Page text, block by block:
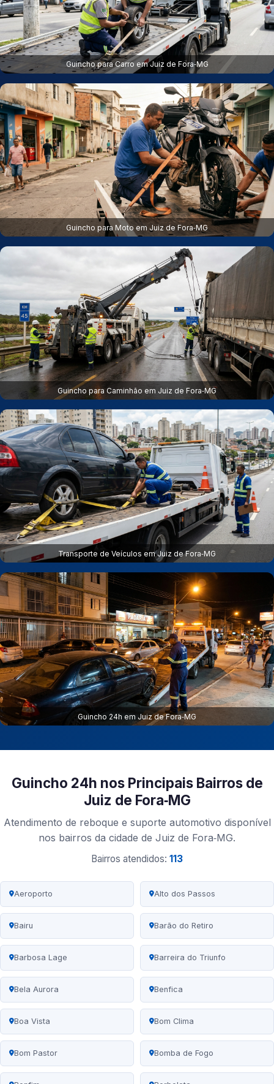
Guincho para Carro em Juiz de Fora‑MG
Guincho para Moto em Juiz de Fora‑MG
Guincho para Caminhão em Juiz de Fora‑MG
Transporte de Veículos em Juiz de Fora‑MG
Guincho 24h em Juiz de Fora‑MG
Guincho 24h nos Principais Bairros de
Juiz de Fora‑MG
Atendimento de reboque e suporte automotivo disponível
nos bairros da cidade de Juiz de Fora‑MG.
Bairros atendidos: 113
Aeroporto Alto dos Passos
Bairu Barão do Retiro
Barbosa Lage Barreira do Triunfo
Bela Aurora Benfica
Boa Vista Bom Clima
Bom Pastor Bomba de Fogo